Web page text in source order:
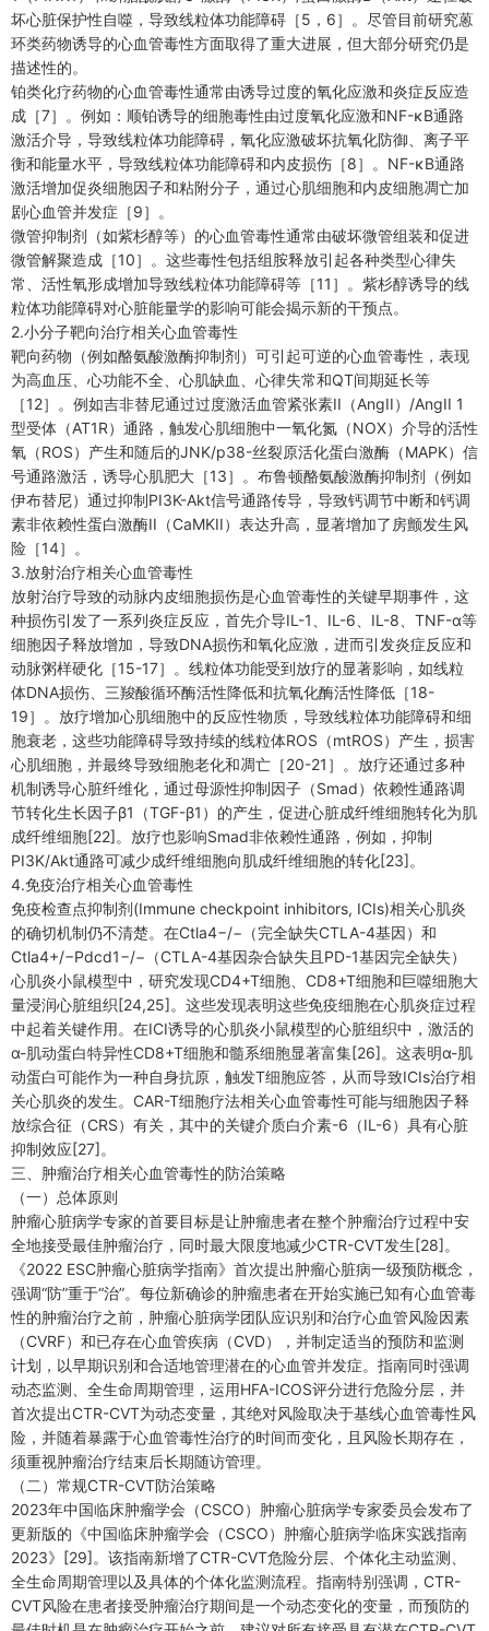
坏心脏保护性自噬，导致线粒体功能障碍［5，6］。尽管目前研究蒽
环类药物诱导的心血管毒性方面取得了重大进展，但大部分研究仍是
描述性的。
铂类化疗药物的心血管毒性通常由诱导过度的氧化应激和炎症反应造
成［7］。例如：顺铂诱导的细胞毒性由过度氧化应激和NF-κB通路
激活介导，导致线粒体功能障碍，氧化应激破坏抗氧化防御、离子平
衡和能量水平，导致线粒体功能障碍和内皮损伤［8］。NF-κB通路
激活增加促炎细胞因子和粘附分子，通过心肌细胞和内皮细胞凋亡加
剧心血管并发症［9］。
微管抑制剂（如紫杉醇等）的心血管毒性通常由破坏微管组装和促进
微管解聚造成［10］。这些毒性包括组胺释放引起各种类型心律失
常、活性氧形成增加导致线粒体功能障碍等［11］。紫杉醇诱导的线
粒体功能障碍对心脏能量学的影响可能会揭示新的干预点。
2.小分子靶向治疗相关心血管毒性
靶向药物（例如酪氨酸激酶抑制剂）可引起可逆的心血管毒性，表现
为高血压、心功能不全、心肌缺血、心律失常和QT间期延长等
［12］。例如吉非替尼通过过度激活血管紧张素II（AngII）/AngII 1
型受体（AT1R）通路，触发心肌细胞中一氧化氮（NOX）介导的活性
氧（ROS）产生和随后的JNK/p38-丝裂原活化蛋白激酶（MAPK）信
号通路激活，诱导心肌肥大［13］。布鲁顿酪氨酸激酶抑制剂（例如
伊布替尼）通过抑制PI3K-Akt信号通路传导，导致钙调节中断和钙调
素非依赖性蛋白激酶II（CaMKII）表达升高，显著增加了房颤发生风
险［14］。
3.放射治疗相关心血管毒性
放射治疗导致的动脉内皮细胞损伤是心血管毒性的关键早期事件，这
种损伤引发了一系列炎症反应，首先介导IL-1、IL-6、IL-8、TNF-α等
细胞因子释放增加，导致DNA损伤和氧化应激，进而引发炎症反应和
动脉粥样硬化［15-17］。线粒体功能受到放疗的显著影响，如线粒
体DNA损伤、三羧酸循环酶活性降低和抗氧化酶活性降低［18-
19］。放疗增加心肌细胞中的反应性物质，导致线粒体功能障碍和细
胞衰老，这些功能障碍导致持续的线粒体ROS（mtROS）产生，损害
心肌细胞，并最终导致细胞老化和凋亡［20-21］。放疗还通过多种
机制诱导心脏纤维化，通过母源性抑制因子（Smad）依赖性通路调
节转化生长因子β1（TGF-β1）的产生，促进心脏成纤维细胞转化为肌
成纤维细胞[22]。放疗也影响Smad非依赖性通路，例如，抑制
PI3K/Akt通路可减少成纤维细胞向肌成纤维细胞的转化[23]。
4.免疫治疗相关心血管毒性
免疫检查点抑制剂(Immune checkpoint inhibitors, ICIs)相关心肌炎
的确切机制仍不清楚。在Ctla4−/−（完全缺失CTLA-4基因）和
Ctla4+/−Pdcd1−/−（CTLA-4基因杂合缺失且PD-1基因完全缺失）
心肌炎小鼠模型中，研究发现CD4+T细胞、CD8+T细胞和巨噬细胞大
量浸润心脏组织[24,25]。这些发现表明这些免疫细胞在心肌炎症过程
中起着关键作用。在ICI诱导的心肌炎小鼠模型的心脏组织中，激活的
α-肌动蛋白特异性CD8+T细胞和髓系细胞显著富集[26]。这表明α-肌
动蛋白可能作为一种自身抗原，触发T细胞应答，从而导致ICIs治疗相
关心肌炎的发生。CAR-T细胞疗法相关心血管毒性可能与细胞因子释
放综合征（CRS）有关，其中的关键介质白介素-6（IL-6）具有心脏
抑制效应[27]。
三、肿瘤治疗相关心血管毒性的防治策略
（一）总体原则
肿瘤心脏病学专家的首要目标是让肿瘤患者在整个肿瘤治疗过程中安
全地接受最佳肿瘤治疗，同时最大限度地减少CTR-CVT发生[28]。
《2022 ESC肿瘤心脏病学指南》首次提出肿瘤心脏病一级预防概念，
强调“防”重于“治”。每位新确诊的肿瘤患者在开始实施已知有心血管毒
性的肿瘤治疗之前，肿瘤心脏病学团队应识别和治疗心血管风险因素
（CVRF）和已存在心血管疾病（CVD），并制定适当的预防和监测
计划，以早期识别和合适地管理潜在的心血管并发症。指南同时强调
动态监测、全生命周期管理，运用HFA-ICOS评分进行危险分层，并
首次提出CTR-CVT为动态变量，其绝对风险取决于基线心血管毒性风
险，并随着暴露于心血管毒性治疗的时间而变化，且风险长期存在，
须重视肿瘤治疗结束后长期随访管理。
（二）常规CTR-CVT防治策略
2023年中国临床肿瘤学会（CSCO）肿瘤心脏病学专家委员会发布了
更新版的《中国临床肿瘤学会（CSCO）肿瘤心脏病学临床实践指南
2023》[29]。该指南新增了CTR-CVT危险分层、个体化主动监测、
全生命周期管理以及具体的个体化监测流程。指南特别强调，CTR-
CVT风险在患者接受肿瘤治疗期间是一个动态变化的变量，而预防的